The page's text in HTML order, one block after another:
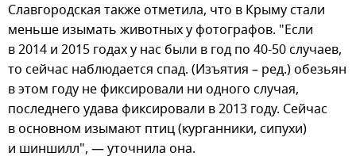
Славгородская также отметила, что в Крыму стали
меньше изымать животных у фотографов. "Если
в 2014 и 2015 годах у нас были в год по 40-50 случаев,
то сейчас наблюдается спад. (Изъятия – ред.) обезьян
в этом году не фиксировали ни одного случая,
последнего удава фиксировали в 2013 году. Сейчас
в основном изымают птиц (курганники, сипухи)
и шиншилл", — уточнила она.